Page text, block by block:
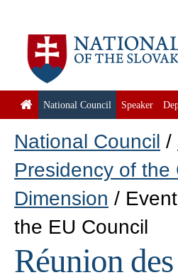
National Council Speaker
National Council
Presidency of
Dimension
the EU Council
Réunion